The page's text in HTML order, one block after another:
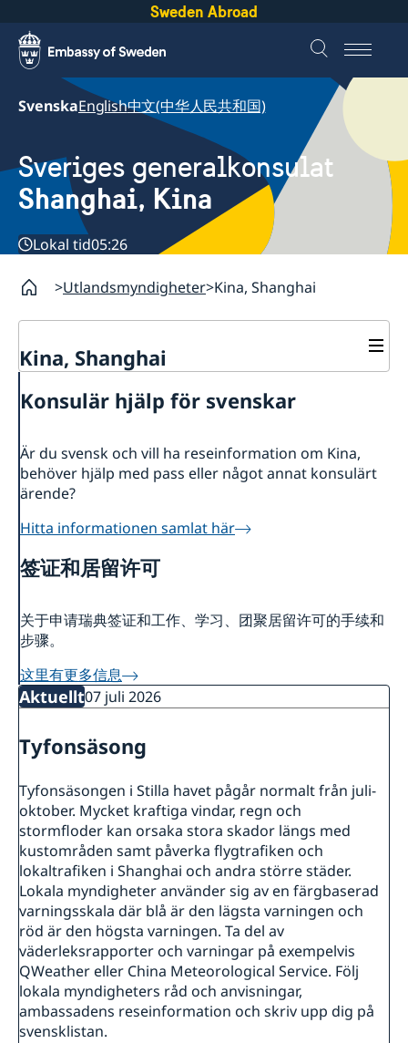
Sweden Abroad
SvenskaEnglish中文(中华人民共和国)
Sveriges generalkonsulat
Shanghai, Kina
Lokal tid05:26
Utlandsmyndigheter Kina, Shanghai
Kina, Shanghai
generalkonsulatet
Pass och ID-kort
Provisoriskt pass
Samordningsnummer
Competent Swedish Authority to issue Apostille
Äktenskapscertifikat
Förnya svenskt körkort
Avgifter
Om generalkonsulatet
Lediga tjänster
Dataskyddspolicy (GDPR)
Kontakt och öppettider
Vi är en resurs för svenska företag
Team Sweden
Så kan du få stöd
Anmäl handelshinder
Konsulär hjälp för svenskar
Är du svensk och vill ha reseinformation om Kina,
behöver hjälp med pass eller något annat konsulärt
ärende?
Hitta informationen samlat här
签证和居留许可
关于申请瑞典签证和工作、学习、团聚居留许可的手续和
步骤。
这里有更多信息
Aktuellt07 juli 2026
Tyfonsäsong
Tyfonsäsongen i Stilla havet pågår normalt från juli-
oktober. Mycket kraftiga vindar, regn och
stormfloder kan orsaka stora skador längs med
kustområden samt påverka flygtrafiken och
lokaltrafiken i Shanghai och andra större städer.
Lokala myndigheter använder sig av en färgbaserad
varningsskala där blå är den lägsta varningen och
röd är den högsta varningen. Ta del av
väderleksrapporter och varningar på exempelvis
QWeather eller China Meteorological Service. Följ
lokala myndigheters råd och anvisningar,
ambassadens reseinformation och skriv upp dig på
svensklistan.